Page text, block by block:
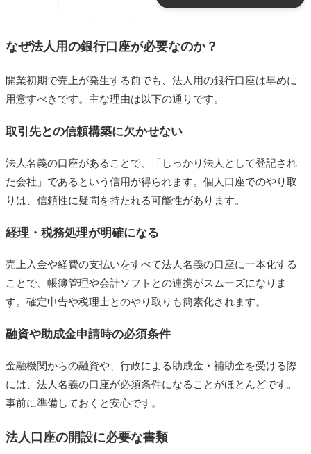
3. 書類を準備する
4. 審査・面談
5. 口座開設完了
不動産開業時の銀行選びのポイント
ネットバンキングの使いやすさ
ATMや支店の利便性
融資・ビジネスサポートの充実度
行
ゆうちょ銀行
まとめ：口座開設は“早めに・目的に合った銀行で”
なぜ法人用の銀行口座が必要なのか？
開業初期で売上が発生する前でも、法人用の銀行口座は早めに
用意すべきです。主な理由は以下の通りです。
取引先との信頼構築に欠かせない
法人名義の口座があることで、「しっかり法人として登記され
た会社」であるという信用が得られます。個人口座でのやり取
りは、信頼性に疑問を持たれる可能性があります。
経理・税務処理が明確になる
売上入金や経費の支払いをすべて法人名義の口座に一本化する
ことで、帳簿管理や会計ソフトとの連携がスムーズになりま
す。確定申告や税理士とのやり取りも簡素化されます。
融資や助成金申請時の必須条件
金融機関からの融資や、行政による助成金・補助金を受ける際
には、法人名義の口座が必須条件になることがほとんどです。
事前に準備しておくと安心です。
法人口座の開設に必要な書類